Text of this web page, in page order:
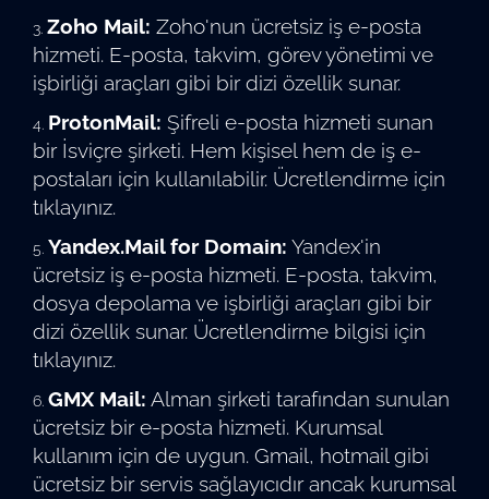
Zoho Mail: Zoho'nun ücretsiz iş e-posta
hizmeti. E-posta, takvim, görev yönetimi ve
işbirliği araçları gibi bir dizi özellik sunar.
ProtonMail: Şifreli e-posta hizmeti sunan
bir İsviçre şirketi. Hem kişisel hem de iş e-
postaları için kullanılabilir. Ücretlendirme için
tıklayınız.
Yandex.Mail for Domain: Yandex'in
ücretsiz iş e-posta hizmeti. E-posta, takvim,
dosya depolama ve işbirliği araçları gibi bir
dizi özellik sunar. Ücretlendirme bilgisi için
tıklayınız.
GMX Mail: Alman şirketi tarafından sunulan
ücretsiz bir e-posta hizmeti. Kurumsal
kullanım için de uygun. Gmail, hotmail gibi
ücretsiz bir servis sağlayıcıdır ancak kurumsal